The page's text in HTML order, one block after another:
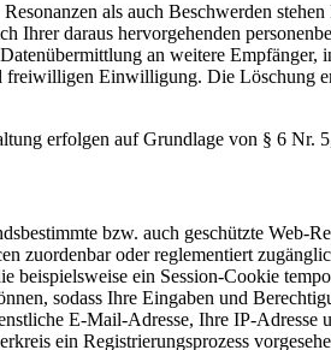
als auch Beschwerden
Ihrer daraus hervorgehenden
an weitere
Einwilligung. Die Löschung
erfolgen auf Grundlage von § 6 Nr.
bzw. auch geschützte Web-
zuordenbar oder reglementiert
ein Session-Cookie
sodass Ihre Eingaben und
E-Mail-Adresse, Ihre IP-
ein Registrierungsprozess